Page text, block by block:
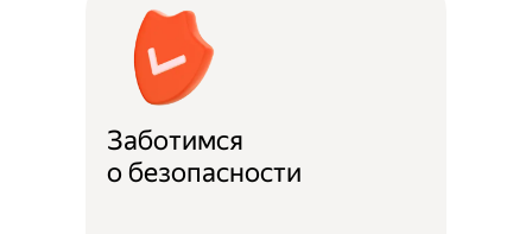
Заботимся
о безопасности